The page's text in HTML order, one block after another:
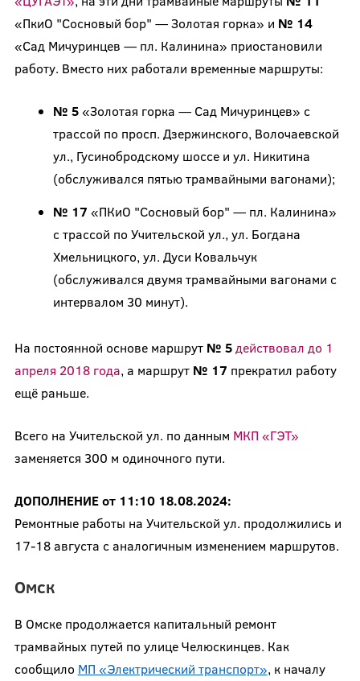
«ПкиО "Сосновый бор" — Золотая горка» и № 14
«Сад Мичуринцев — пл. Калинина» приостановили
работу. Вместо них работали временные маршруты:
№ 5«Золотая горка — Сад Мичуринцев» с
трассой по просп. Дзержинского, Волочаевской
ул., Гусинобродскому шоссе и ул. Никитина
(обслуживался пятью трамвайными вагонами);
№ 17 «ПКиО "Сосновый бор" — пл. Калинина»
с трассой по Учительской ул., ул. Богдана
Хмельницкого, ул. Дуси Ковальчук
(обслуживался двумя трамвайными вагонами с
интервалом 30 минут).
На постоянной основе маршрут № 5 действовал до 1
апреля 2018 года, а маршрут № 17 прекратил работу
ещё раньше.
Всего на Учительской ул. по данным МКП «ГЭТ»
заменяется 300 м одиночного пути.
ДОПОЛНЕНИЕ от 11:10 18.08.2024:
Ремонтные работы на Учительской ул. продолжились и
17-18 августа с аналогичным изменением маршрутов.
Омск
В Омске продолжается капитальный ремонт
трамвайных путей по улице Челюскинцев. Как
сообщило МП «Электрический транспорт», к началу